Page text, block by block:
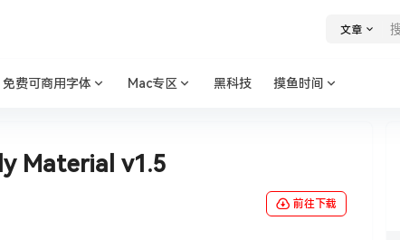
文章
免费可商用字体 Mac专区 黑科技 摸鱼时间
Material v1.5
前往下载